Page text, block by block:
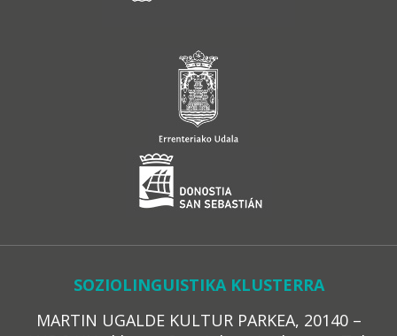
SOZIOLINGUISTIKA KLUSTERRA
MARTIN UGALDE KULTUR PARKEA, 20140 –